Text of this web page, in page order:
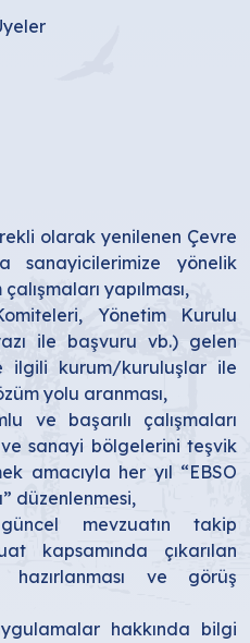
olarak yenilenen Çevre
sanayicilerimize yönelik
yapılması,
Yönetim Kurulu
ile başvuru vb.) gelen
ilgili kurum/kuruluşlar ile
yolu aranması,
ve başarılı çalışmaları
sanayi bölgelerini teşvik
amacıyla her yıl “EBSO
düzenlenmesi,
mevzuatın takip
kapsamında çıkarılan
ve görüş
hakkında bilgi